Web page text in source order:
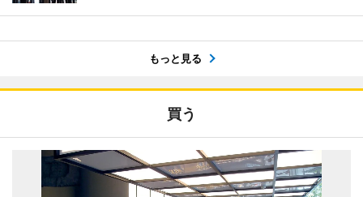
もっと見る
買う